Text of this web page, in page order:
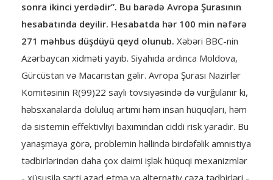
sonra ikinci yerdədir”. Bu barədə Avropa Şurasının
hesabatında deyilir. Hesabatda hər 100 min nəfərə
271 məhbus düşdüyü qeyd olunub. Xəbəri BBC-nin
Azərbaycan xidməti yayıb. Siyahıda ardınca Moldova,
Gürcüstan və Macarıstan gəlir. Avropa Şurası Nazirlər
Komitəsinin R(99)22 saylı tövsiyəsində də vurğulanır ki,
həbsxanalarda doluluq artımı həm insan hüquqları, həm
də sistemin effektivliyi baxımından ciddi risk yaradır. Bu
yanaşmaya görə, problemin həllində birdəfəlik amnistiya
tədbirlərindən daha çox daimi işlək hüquqi mexanizmlər
- xüsusilə şərti azad etmə və alternativ cəza tədbirləri -